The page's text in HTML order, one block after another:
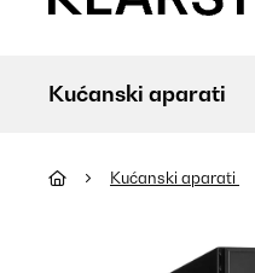
Kućanski aparati
Kućanski aparati